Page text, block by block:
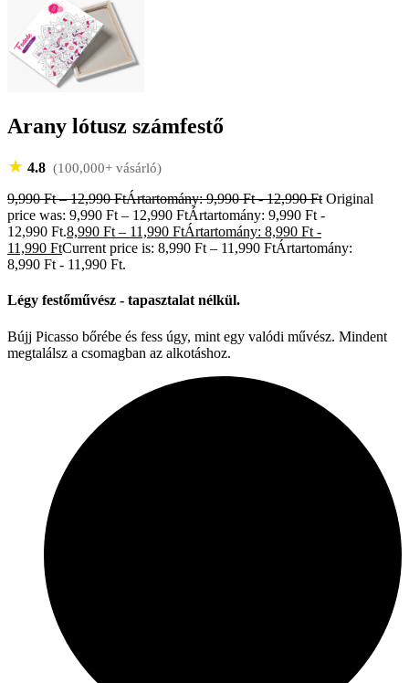
Arany lótusz számfestő
★ 4.8 (100,000+ vásárló)
9,990Ft – 12,990FtÁrtartomány: 9,990 Ft - 12,990 Ft Original
price was: 9,990 Ft – 12,990 FtÁrtartomány: 9,990 Ft -
12,990 Ft.8,990 Ft – 11,990 FtÁrtartomány: 8,990 Ft -
11,990 FtCurrent price is: 8,990 Ft – 11,990 FtÁrtartomány:
8,990 Ft - 11,990 Ft.
Légy festőművész - tapasztalat nélkül.
Bújj Picasso bőrébe és fess úgy, mint egy valódi művész. Mindent
megtalálsz a csomagban az alkotáshoz.